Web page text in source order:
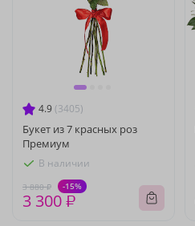
4.9 (3405)
Букет из 7 красных роз
Премиум
В наличии
3 880 ₽ -15%
3 300 ₽